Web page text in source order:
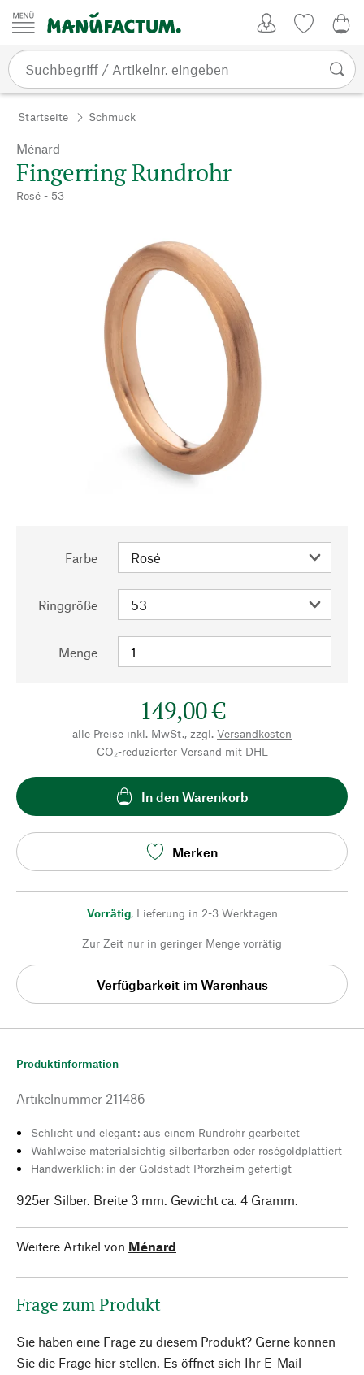
Zum Inhalt springen
Startseite Schmuck
Ménard
Fingerring Rundrohr
Rosé - 53
Farbe
Ringgröße
Menge
149,00 €
alle Preise inkl. MwSt., zzgl. Versandkosten
CO₂-reduzierter Versand mit DHL
In den Warenkorb
Merken
Vorrätig, Lieferung in 2-3 Werktagen
Zur Zeit nur in geringer Menge vorrätig
Verfügbarkeit im Warenhaus
Produktinformation
Artikelnummer 211486
Schlicht und elegant: aus einem Rundrohr gearbeitet
Wahlweise materialsichtig silberfarben oder roségoldplattiert
Handwerklich: in der Goldstadt Pforzheim gefertigt
925er Silber. Breite 3 mm. Gewicht ca. 4 Gramm.
Weitere Artikel von Ménard
Frage zum Produkt
Sie haben eine Frage zu diesem Produkt? Gerne können
Sie die Frage hier stellen. Es öffnet sich Ihr E-Mail-